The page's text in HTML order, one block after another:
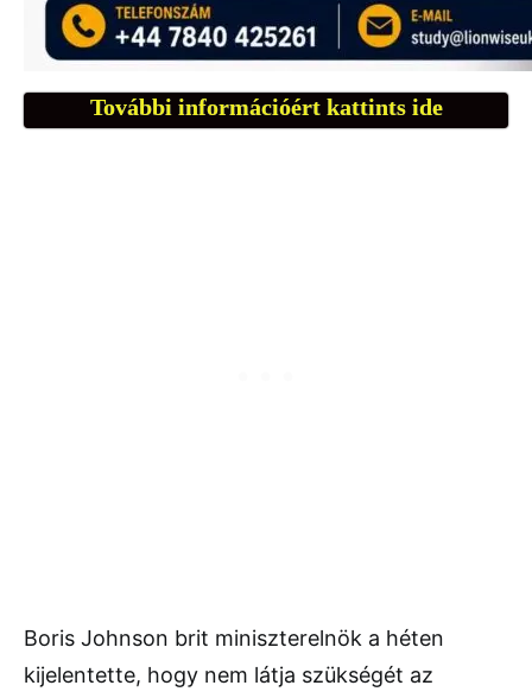
További információért kattints ide
Boris Johnson brit miniszterelnök a héten
kijelentette, hogy nem látja szükségét az